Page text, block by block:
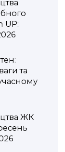
UP:
та
ЖК